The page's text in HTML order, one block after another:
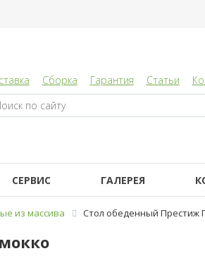
Сборка Гарантия Статьи
СЕРВИС ГАЛЕРЕЯ
из массива Стол обеденный Престиж